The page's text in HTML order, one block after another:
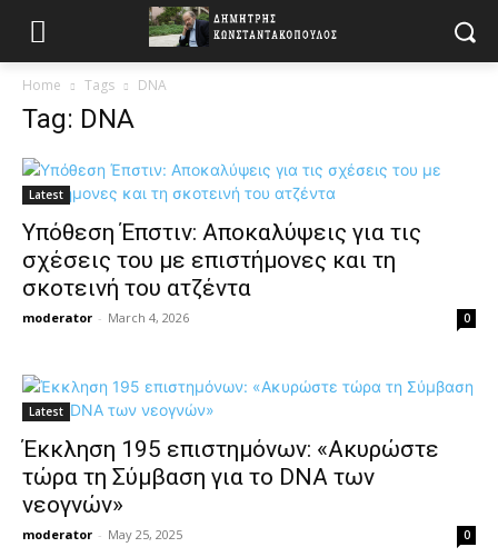
Home Tags DNA
Tag: DNA
Latest
Υπόθεση Έπστιν: Αποκαλύψεις για τις
σχέσεις του με επιστήμονες και τη
σκοτεινή του ατζέντα
moderator - March 4, 2026 0
Latest
Έκκληση 195 επιστημόνων: «Ακυρώστε
τώρα τη Σύμβαση για το DNA των
νεογνών»
moderator - May 25, 2025 0